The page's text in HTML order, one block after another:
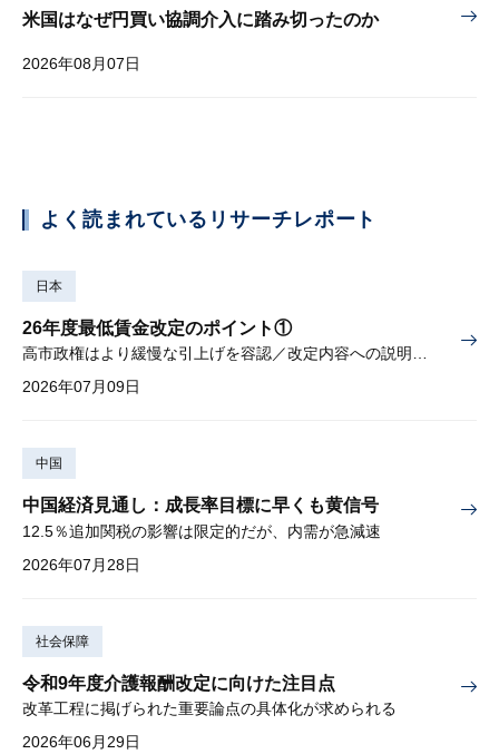
米国はなぜ円買い協調介入に踏み切ったのか
2026年08月07日
よく読まれているリサーチレポート
日本
26年度最低賃金改定のポイント①
高市政権はより緩慢な引上げを容認／改定内容への説明責任が焦点
2026年07月09日
中国
中国経済見通し：成長率目標に早くも黄信号
12.5％追加関税の影響は限定的だが、内需が急減速
2026年07月28日
社会保障
令和9年度介護報酬改定に向けた注目点
改革工程に掲げられた重要論点の具体化が求められる
2026年06月29日